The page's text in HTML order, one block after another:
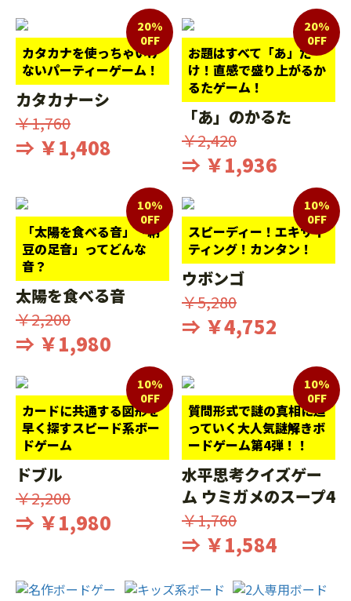
カタカナを使っちゃいけ
ないパーティーゲーム！
20%
0FF
カタカナーシ
￥1,760
⇒ ￥1,408
お題はすべて「あ」だ
け！直感で盛り上がるか
るたゲーム！
20%
0FF
「あ」のかるた
￥2,420
⇒ ￥1,936
「太陽を食べる音」「納
豆の足音」ってどんな
音？
10%
0FF
太陽を食べる音
￥2,200
⇒ ￥1,980
スピーディー！エキサイ
ティング！カンタン！
10%
0FF
ウボンゴ
￥5,280
⇒ ￥4,752
カードに共通する図形を
早く探すスピード系ボー
ドゲーム
10%
0FF
ドブル
￥2,200
⇒ ￥1,980
質問形式で謎の真相に迫
っていく大人気謎解きボ
ードゲーム第4弾！！
10%
0FF
水平思考クイズゲー
ム ウミガメのスープ4
￥1,760
⇒ ￥1,584